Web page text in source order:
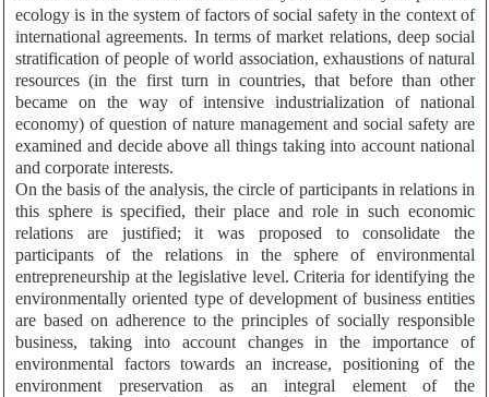
ecology is in the system of factors of social safety in the context of
international agreements. In terms of market relations, deep social
stratification of people of world association, exhaustions of natural
resources (in the first turn in countries, that before than other
became on the way of intensive industrialization of national
economy) of question of nature management and social safety are
examined and decide above all things taking into account national
and corporate interests.
On the basis of the analysis, the circle of participants in relations in
this sphere is specified, their place and role in such economic
relations are justified; it was proposed to consolidate the
participants of the relations in the sphere of environmental
entrepreneurship at the legislative level. Criteria for identifying the
environmentally oriented type of development of business entities
are based on adherence to the principles of socially responsible
business, taking into account changes in the importance of
environmental factors towards an increase, positioning of the
environment preservation as an integral element of the